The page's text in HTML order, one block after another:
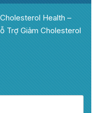
Health –
Trợ Giảm Cholesterol